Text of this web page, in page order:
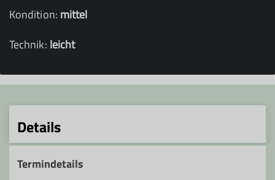
Kondition: mittel
Technik: leicht
Details
Termindetails